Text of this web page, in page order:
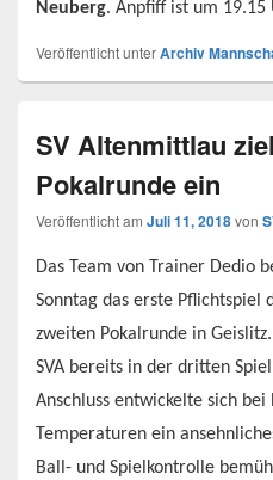
Neuberg. Anpfiff ist um 19.15
Veröffentlicht unterArchiv
SV Altenmittlau
Pokalrunde ein
Veröffentlicht am Juli 11, 2018von
Das Team von Trainer Dedio
Sonntag das erste Pflichtspiel
zweiten Pokalrunde in
SVA bereits in der dritten
Anschluss entwickelte sich
Temperaturen ein
Ball- und Spielkontrolle